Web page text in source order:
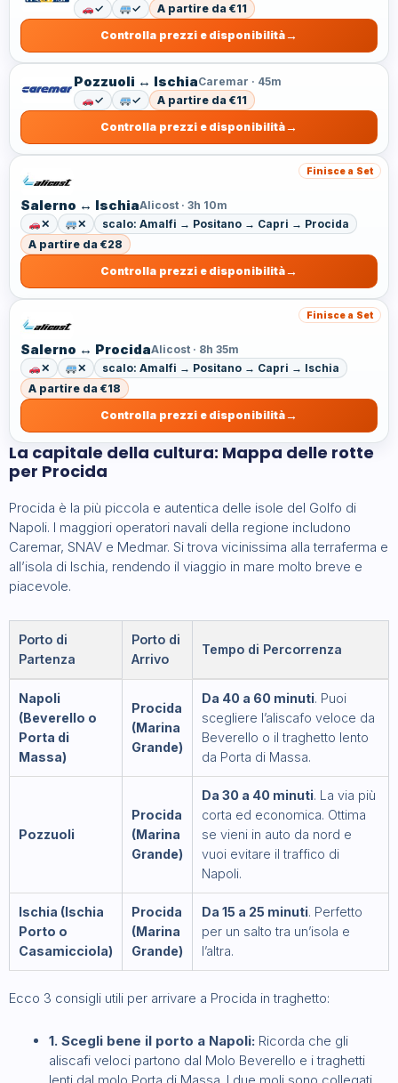
✓
✓
A partire da €11
Controlla prezzi e disponibilità
Pozzuoli ↔ IschiaCaremar · 45m
✓
✓
A partire da €11
Controlla prezzi e disponibilità
Finisce a Set
Salerno ↔ IschiaAlicost · 3h 10m
✕
✕
scalo: Amalfi → Positano → Capri → Procida
A partire da €28
Controlla prezzi e disponibilità
Finisce a Set
Salerno ↔ ProcidaAlicost · 8h 35m
✕
✕
scalo: Amalfi → Positano → Capri → Ischia
A partire da €18
Controlla prezzi e disponibilità
La capitale della cultura: Mappa delle rotte
per Procida
Procida è la più piccola e autentica delle isole del Golfo di
Napoli. I maggiori operatori navali della regione includono
Caremar, SNAV e Medmar. Si trova vicinissima alla terraferma e
all’isola di Ischia, rendendo il viaggio in mare molto breve e
piacevole.
Porto di
Partenza
Porto di
Arrivo
Tempo di Percorrenza
Napoli
(Beverello o
Porta di
Massa)
Procida
(Marina
Grande)
Da 40 a 60 minuti. Puoi
scegliere l’aliscafo veloce da
Beverello o il traghetto lento
da Porta di Massa.
Pozzuoli
Procida
(Marina
Grande)
Da 30 a 40 minuti. La via più
corta ed economica. Ottima
se vieni in auto da nord e
vuoi evitare il traffico di
Napoli.
Ischia (Ischia
Porto o
Casamicciola)
Procida
(Marina
Grande)
Da 15 a 25 minuti. Perfetto
per un salto tra un’isola e
l’altra.
Ecco 3 consigli utili per arrivare a Procida in traghetto:
1. Scegli bene il porto a Napoli: Ricorda che gli
aliscafi veloci partono dal Molo Beverello e i traghetti